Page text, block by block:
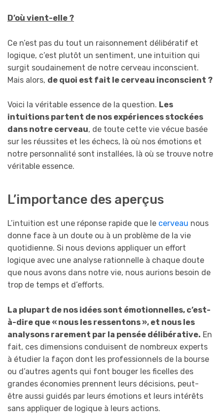
D’où vient-elle ?
Ce n’est pas du tout un raisonnement délibératif et
logique, c’est plutôt un sentiment, une intuition qui
surgit soudainement de notre cerveau inconscient.
Mais alors, de quoi est fait le cerveau inconscient ?
Voici la véritable essence de la question. Les
intuitions partent de nos expériences stockées
dans notre cerveau, de toute cette vie vécue basée
sur les réussites et les échecs, là où nos émotions et
notre personnalité sont installées, là où se trouve notre
véritable essence.
L’importance des aperçus
L’intuition est une réponse rapide que le cerveau nous
donne face à un doute ou à un problème de la vie
quotidienne. Si nous devions appliquer un effort
logique avec une analyse rationnelle à chaque doute
que nous avons dans notre vie, nous aurions besoin de
trop de temps et d’efforts.
La plupart de nos idées sont émotionnelles, c’est-
à-dire que « nous les ressentons », et nous les
analysons rarement par la pensée délibérative. En
fait, ces dimensions conduisent de nombreux experts
à étudier la façon dont les professionnels de la bourse
ou d’autres agents qui font bouger les ficelles des
grandes économies prennent leurs décisions, peut-
être aussi guidés par leurs émotions et leurs intérêts
sans appliquer de logique à leurs actions.